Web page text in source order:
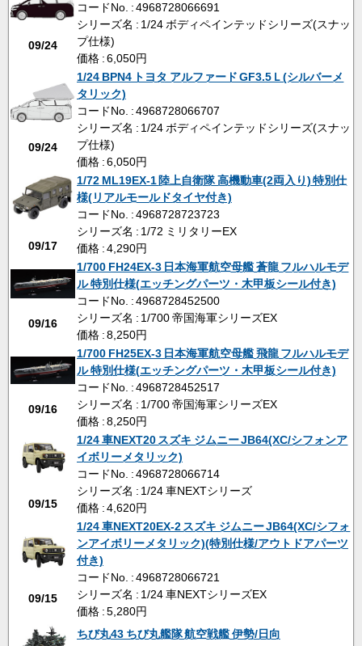
09/24
コードNo. : 4968728066691
シリーズ名 : 1/24 ボディペインテッドシリーズ(スナッ
プ仕様)
価格 : 6,050円
09/24
1/24 BPN4 トヨタ アルファード GF3.5Ｌ(シルバーメ
タリック)
コードNo. : 4968728066707
シリーズ名 : 1/24 ボディペインテッドシリーズ(スナッ
プ仕様)
価格 : 6,050円
09/17
1/72 ML19EX-1 陸上自衛隊 高機動車(2両入り) 特別仕
様(リアルモールドタイヤ付き)
コードNo. : 4968728723723
シリーズ名 : 1/72 ミリタリーEX
価格 : 4,290円
09/16
1/700 FH24EX-3 日本海軍航空母艦 蒼龍 フルハルモデ
ル 特別仕様(エッチングパーツ・木甲板シール付き)
コードNo. : 4968728452500
シリーズ名 : 1/700 帝国海軍シリーズEX
価格 : 8,250円
09/16
1/700 FH25EX-3 日本海軍航空母艦 飛龍 フルハルモデ
ル 特別仕様(エッチングパーツ・木甲板シール付き)
コードNo. : 4968728452517
シリーズ名 : 1/700 帝国海軍シリーズEX
価格 : 8,250円
09/15
1/24 車NEXT20 スズキ ジムニー JB64(XC/シフォンア
イボリーメタリック)
コードNo. : 4968728066714
シリーズ名 : 1/24 車NEXTシリーズ
価格 : 4,620円
09/15
1/24 車NEXT20EX-2 スズキ ジムニー JB64(XC/シフォ
ンアイボリーメタリック)(特別仕様/アウトドアパーツ
付き)
コードNo. : 4968728066721
シリーズ名 : 1/24 車NEXTシリーズEX
価格 : 5,280円
ちび丸43 ちび丸艦隊 航空戦艦 伊勢/日向